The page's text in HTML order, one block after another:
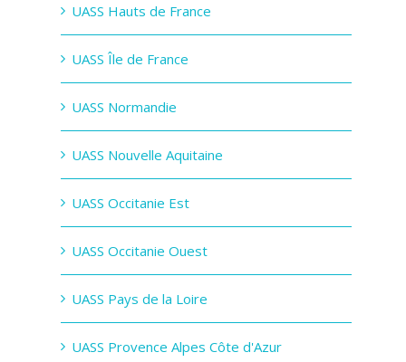
UASS Hauts de France
UASS Île de France
UASS Normandie
UASS Nouvelle Aquitaine
UASS Occitanie Est
UASS Occitanie Ouest
UASS Pays de la Loire
UASS Provence Alpes Côte d'Azur